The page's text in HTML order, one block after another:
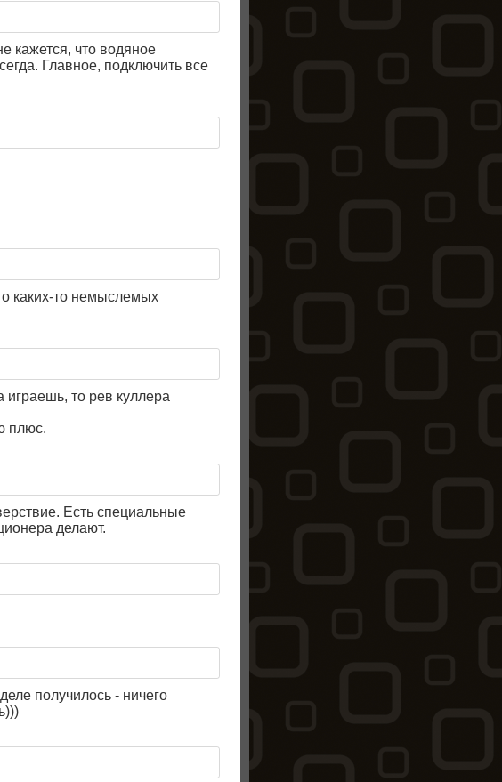
кажется, что водяное
Главное, подключить все
каких-то немыслемых
играешь, то рев куллера
плюс.
Есть специальные
делают.
получилось - ничего